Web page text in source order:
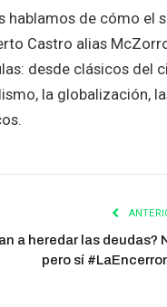
hablamos de cómo el
Castro alias
desde clásicos del
la globalización,
a heredar las deudas?
pero sí